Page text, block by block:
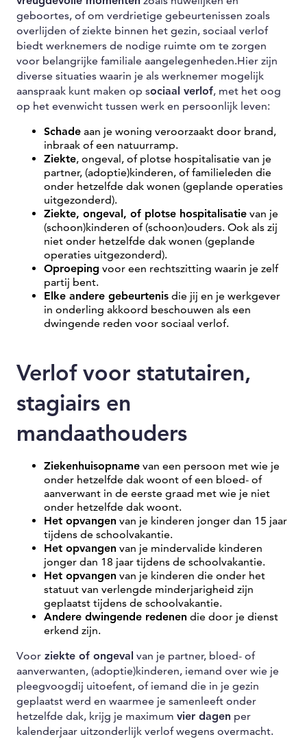
geboortes, of om verdrietige gebeurtenissen zoals
overlijden of ziekte binnen het gezin, sociaal verlof
biedt werknemers de nodige ruimte om te zorgen
voor belangrijke familiale aangelegenheden.Hier zijn
diverse situaties waarin je als werknemer mogelijk
aanspraak kunt maken op sociaal verlof, met het oog
op het evenwicht tussen werk en persoonlijk leven:
Schade aan je woning veroorzaakt door brand,
inbraak of een natuurramp.
Ziekte, ongeval, of plotse hospitalisatie van je
partner, (adoptie)kinderen, of familieleden die
onder hetzelfde dak wonen (geplande operaties
uitgezonderd).
Ziekte, ongeval, of plotse hospitalisatie van je
(schoon)kinderen of (schoon)ouders. Ook als zij
niet onder hetzelfde dak wonen (geplande
operaties uitgezonderd).
Oproeping voor een rechtszitting waarin je zelf
partij bent.
Elke andere gebeurtenis die jij en je werkgever
in onderling akkoord beschouwen als een
dwingende reden voor sociaal verlof.
Verlof voor statutairen,
stagiairs en
mandaathouders
Ziekenhuisopname van een persoon met wie je
onder hetzelfde dak woont of een bloed- of
aanverwant in de eerste graad met wie je niet
onder hetzelfde dak woont.
Het opvangen van je kinderen jonger dan 15 jaar
tijdens de schoolvakantie.
Het opvangen van je mindervalide kinderen
jonger dan 18 jaar tijdens de schoolvakantie.
Het opvangen van je kinderen die onder het
statuut van verlengde minderjarigheid zijn
geplaatst tijdens de schoolvakantie.
Andere dwingende redenen die door je dienst
erkend zijn.
Voor ziekte of ongeval van je partner, bloed- of
aanverwanten, (adoptie)kinderen, iemand over wie je
pleegvoogdij uitoefent, of iemand die in je gezin
geplaatst werd en waarmee je samenleeft onder
hetzelfde dak, krijg je maximum vier dagen per
kalenderjaar uitzonderlijk verlof wegens overmacht.